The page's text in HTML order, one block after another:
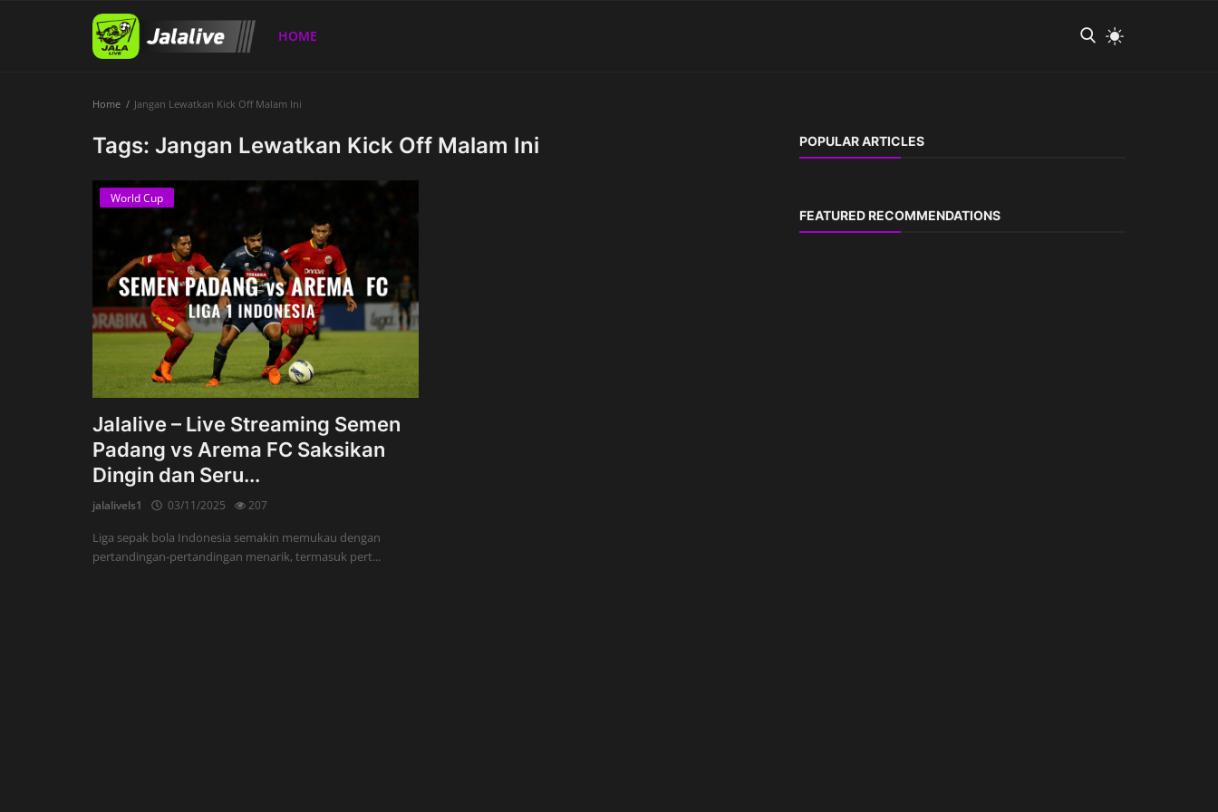
HOME
Home Jangan Lewatkan Kick Off Malam Ini
Tags: Jangan Lewatkan Kick Off Malam Ini
World Cup
Jalalive – Live Streaming Semen
Padang vs Arema FC Saksikan
Dingin dan Seru...
jalalivels1 03/11/2025 207
Liga sepak bola Indonesia semakin memukau dengan
pertandingan-pertandingan menarik, termasuk pert...
POPULAR ARTICLES
FEATURED RECOMMENDATIONS